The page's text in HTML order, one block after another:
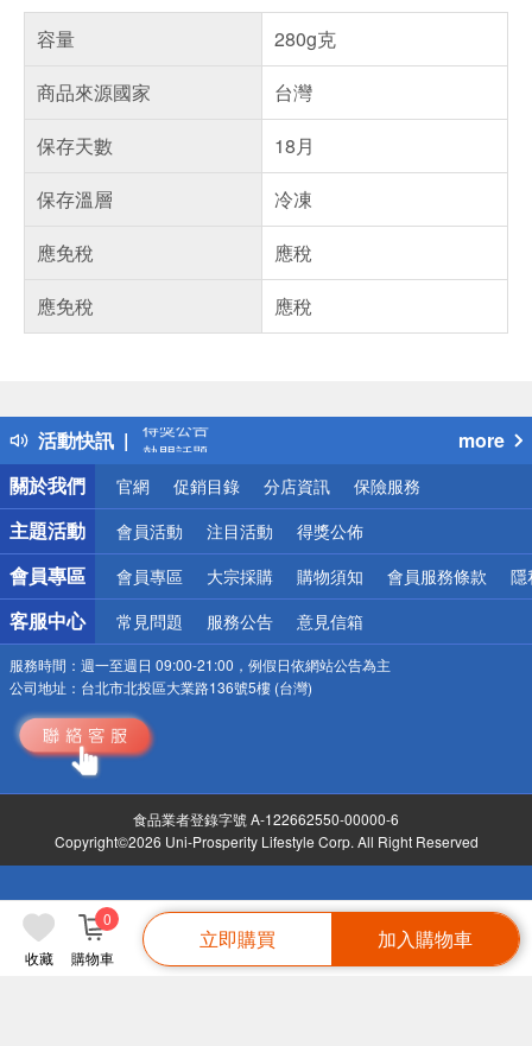
收藏 購物車
0
立即購買 加入購物車
容量
280g克
商品來源國家
台灣
保存天數
18月
保存溫層
冷凍
應免稅
應稅
應免稅
應稅
活動快訊
得獎公告
熱門話題
銀行優惠
偏遠地區配送
詐騙網頁！請小心！
more
關於我們
官網 促銷目錄 分店資訊 保險服務
主題活動 會員活動 注目活動 得獎公佈
會員專區 會員專區 大宗採購 購物須知 會員服務條款 隱
客服中心 常見問題 服務公告 意見信箱
服務時間： 週一至週日 09:00-21:00，例假日依網站公告為主
公司地址： 台北市北投區大業路136號5樓 (台灣)
食品業者登錄字號 A-122662550-00000-6
Copyright©2026 Uni-Prosperity Lifestyle Corp. All Right Reserved